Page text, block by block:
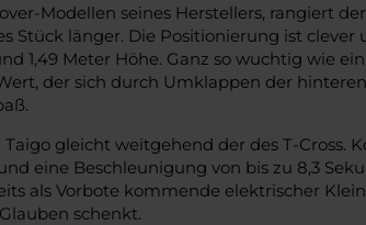
Modellen seines Herstellers, rangiert
Stück länger. Die Positionierung ist
1,49 Meter Höhe. Ganz so wuchtig wie
der sich durch Umklappen der
gleicht weitgehend der des T-Cross.
eine Beschleunigung von bis zu 8,3
als Vorbote kommende elektrischer
schenkt.